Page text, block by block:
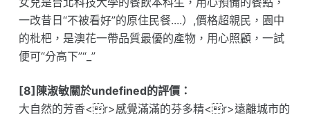
一改昔日“不被看好”的原住民餐....）,價格超親民，園中
的枇杷，是澳花一帶品質最優的產物，用心照顧，一試
便可“分高下”“_”
[8]陳淑敏關於undefined的評價：
大自然的芳香<r>感覺滿滿的芬多精<r>遠離城市的